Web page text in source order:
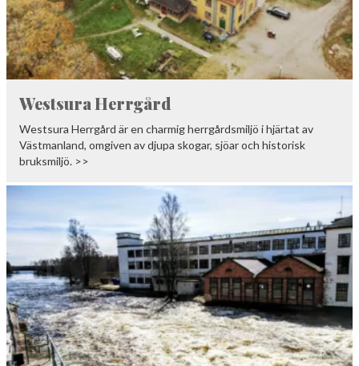
Westsura Herrgård
Westsura Herrgård är en charmig herrgårdsmiljö i hjärtat av
Västmanland, omgiven av djupa skogar, sjöar och historisk
bruksmiljö. >>